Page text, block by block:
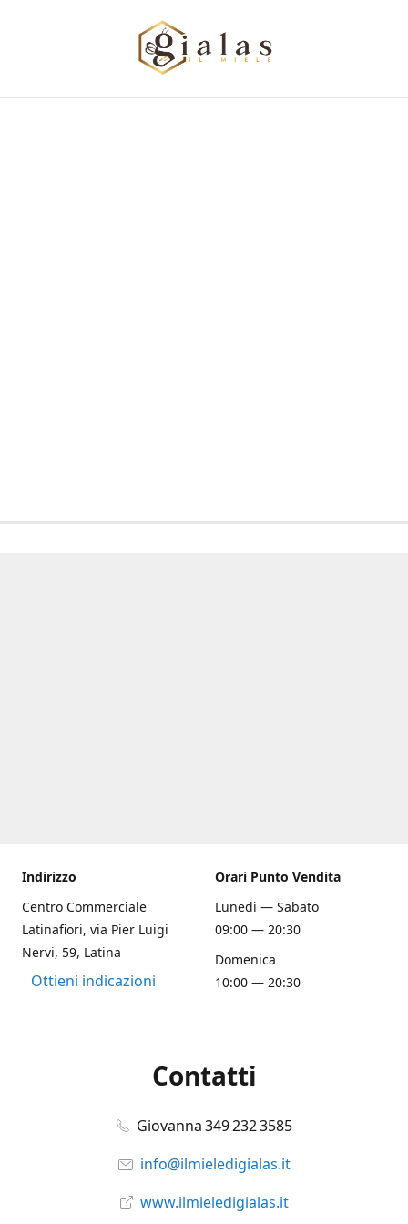
Indirizzo
Centro Commerciale
Latinafiori, via Pier Luigi
Nervi, 59, Latina
Ottieni indicazioni
Orari Punto Vendita
Lunedi — Sabato
09:00 — 20:30
Domenica
10:00 — 20:30
Contatti
Giovanna 349 232 3585
info@ilmieledigialas.it
www.ilmieledigialas.it